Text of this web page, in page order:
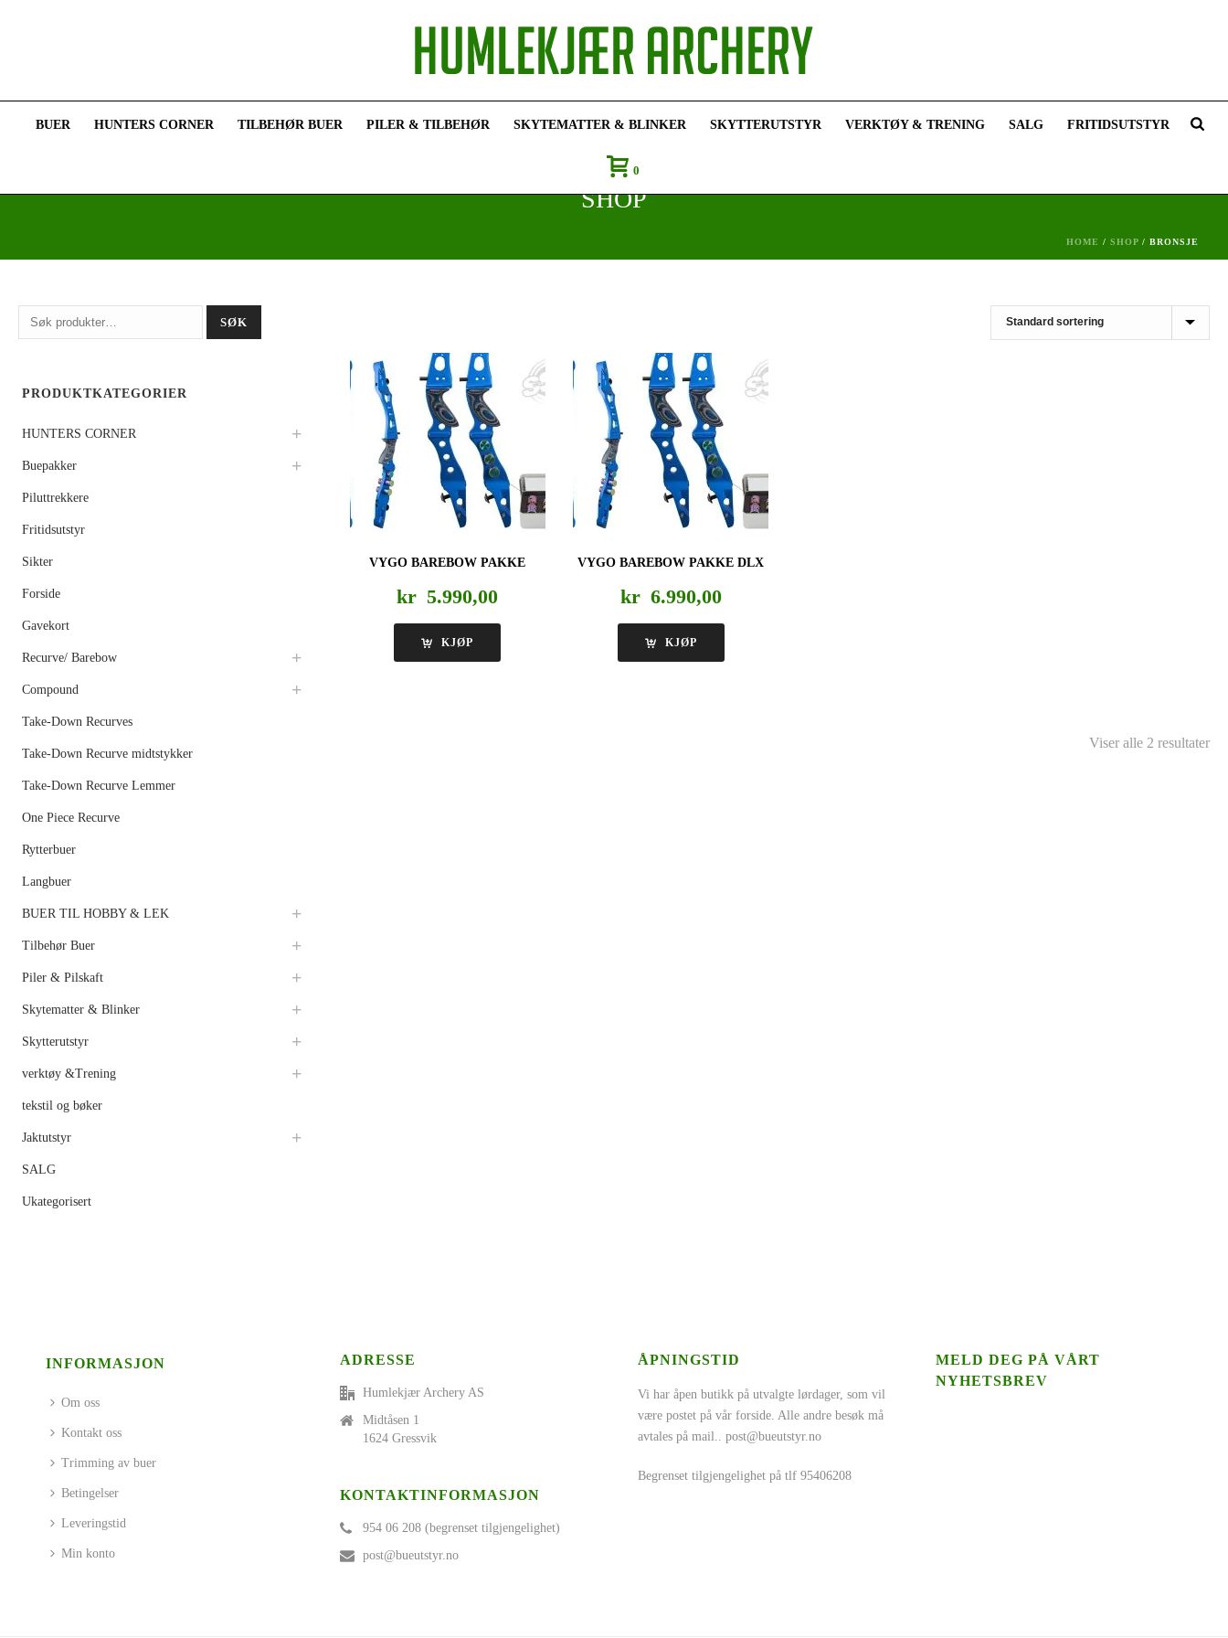
BUER HUNTERS CORNER TILBEHØR BUER PILER & TILBEHØR SKYTEMATTER & BLINKER SKYTTERUTSTYR VERKTØY & TRENING SALG FRITIDSUTSTYR
0
SHOP
HOME / SHOP / BRONSJE
VYGO BAREBOW PAKKE
kr 5.990,00
KJØP
VYGO BAREBOW PAKKE DLX
kr 6.990,00
KJØP
Viser alle 2 resultater
Søk
etter:
SØK
PRODUKTKATEGORIER
HUNTERS CORNER
Buepakker
Piluttrekkere
Fritidsutstyr
Sikter
Forside
Gavekort
Recurve/ Barebow
Compound
Take-Down Recurves
Take-Down Recurve midtstykker
Take-Down Recurve Lemmer
One Piece Recurve
Rytterbuer
Langbuer
BUER TIL HOBBY & LEK
Tilbehør Buer
Piler & Pilskaft
Skytematter & Blinker
Skytterutstyr
verktøy &Trening
tekstil og bøker
Jaktutstyr
SALG
Ukategorisert
INFORMASJON
Om oss
Kontakt oss
Trimming av buer
Betingelser
Leveringstid
Min konto
ADRESSE
Humlekjær Archery AS
Midtåsen 1
1624 Gressvik
KONTAKTINFORMASJON
954 06 208 (begrenset tilgjengelighet)
post@bueutstyr.no
ÅPNINGSTID
Vi har åpen butikk på utvalgte lørdager, som vil
være postet på vår forside. Alle andre besøk må
avtales på mail..post@bueutstyr.no
Begrenset tilgjengelighet på tlf 95406208
MELD DEG PÅ VÅRT
NYHETSBREV